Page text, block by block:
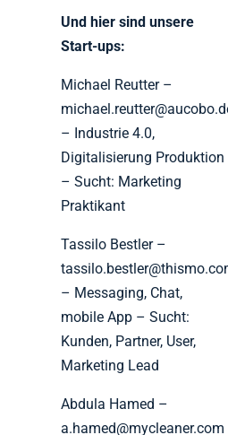
Und hier sind unsere
Start-ups:
Michael Reutter –
– Industrie 4.0,
Digitalisierung Produktion
– Sucht: Marketing
Praktikant
Tassilo Bestler –
– Messaging, Chat,
mobile App – Sucht:
Kunden, Partner, User,
Marketing Lead
Abdula Hamed –
a.hamed@mycleaner.com